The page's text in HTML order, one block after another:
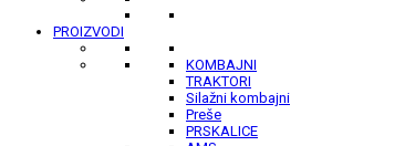
PROIZVODI
KOMBAJNI
TRAKTORI
Silažni kombajni
Preše
PRSKALICE